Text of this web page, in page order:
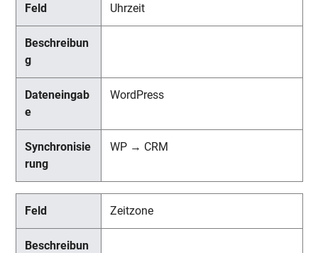
Uhrzeit
WordPress
WP → CRM
Zeitzone